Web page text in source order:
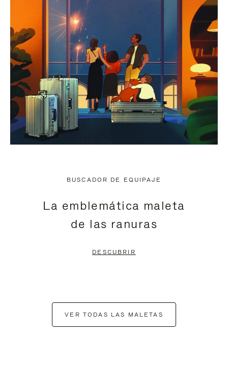
BUSCADOR DE EQUIPAJE
La emblemática maleta
de las ranuras
DESCUBRIR
VER TODAS LAS MALETAS